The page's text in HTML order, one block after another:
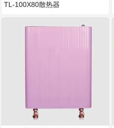
TL-100X80散热器